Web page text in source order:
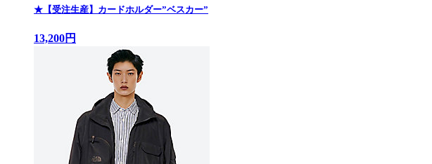
★【受注生産】カードホルダー”ベスカー”
13,200円